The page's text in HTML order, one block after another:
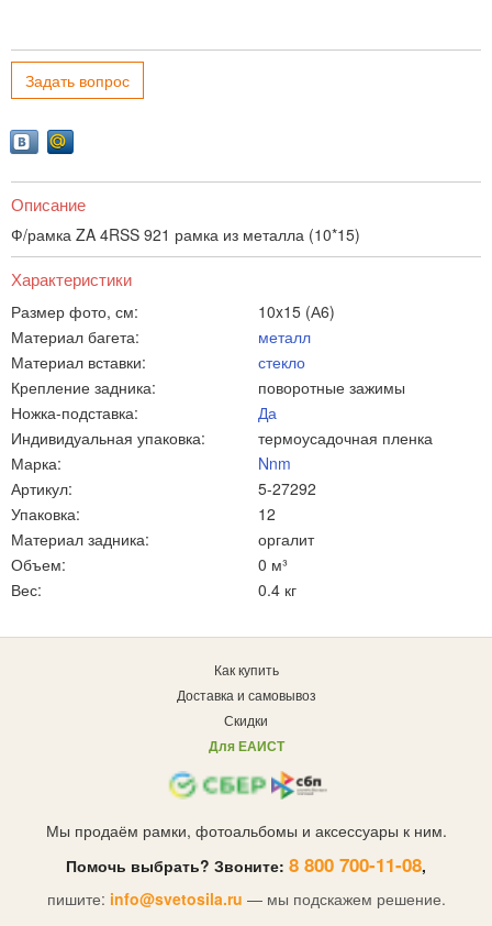
Задать вопрос
Описание
Ф/рамка ZA 4RSS 921 рамка из металла (10*15)
Характеристики
Размер фото, см:
10x15 (А6)
Материал багета:
металл
Материал вставки:
стекло
Крепление задника:
поворотные зажимы
Ножка-подставка:
Да
Индивидуальная упаковка:
термоусадочная пленка
Марка:
Nnm
Артикул:
5-27292
Упаковка:
12
Материал задника:
оргалит
Объем:
0 м³
Вес:
0.4 кг
Как купить
Доставка и самовывоз
Скидки
Для ЕАИСТ
Мы продаём рамки, фотоальбомы и аксессуары к ним.
Помочь выбрать? Звоните: 8 800 700-11-08,
пишите: info@svetosila.ru — мы подскажем решение.